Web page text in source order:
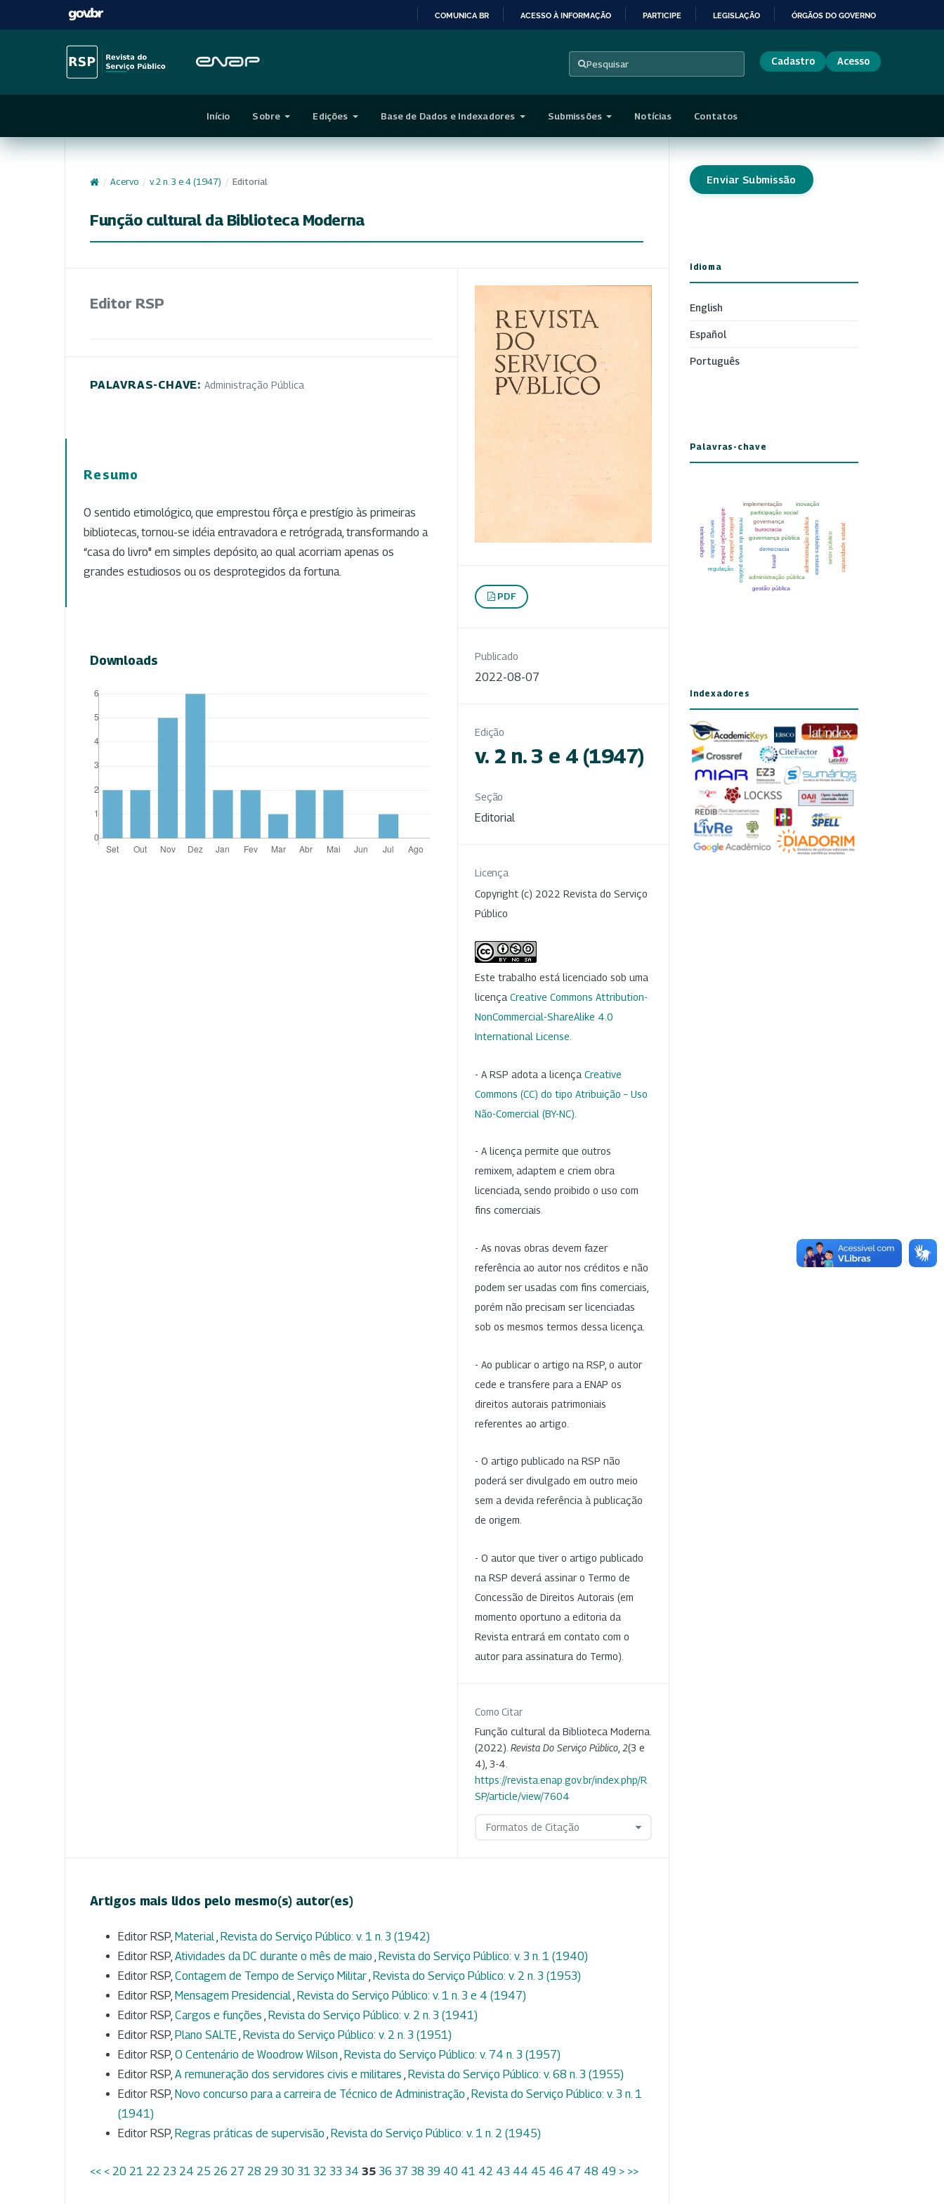
CONTEÚDO
COMUNICA BR ACESSO À INFORMAÇÃO PARTICIPE LEGISLAÇÃO ÓRGÃOS DO GOVERNO
Pesquisar Cadastro Acesso
Início Sobre Edições Base de Dados e Indexadores Submissões Notícias Contatos
/ Acervo / v. 2 n. 3 e 4 (1947) / Editorial
Função cultural da Biblioteca Moderna
Editor RSP
PALAVRAS-CHAVE: Administração Pública
Resumo
O sentido etimológico, que emprestou fôrça e prestígio às primeiras
bibliotecas, tornou-se idéia entravadora e retrógrada, transformando a
“casa do livro" em simples depósito, ao qual acorriam apenas os
grandes estudiosos ou os desprotegidos da fortuna.
Downloads
PDF
Publicado
2022-08-07
Edição
v. 2 n. 3 e 4 (1947)
Seção
Editorial
Licença
Copyright (c) 2022 Revista do Serviço
Público
Este trabalho está licenciado sob uma
licença Creative Commons Attribution-
NonCommercial-ShareAlike 4.0
International License
- A RSP adota a licença Creative
Commons (CC) do tipo Atribuição – Uso
Não-Comercial (BY-NC)
- A licença permite que outros
remixem, adaptem e criem obra
licenciada, sendo proibido o uso com
fins comerciais.
- As novas obras devem fazer
referência ao autor nos créditos e não
podem ser usadas com fins comerciais,
porém não precisam ser licenciadas
sob os mesmos termos dessa licença.
- Ao publicar o artigo na RSP, o autor
cede e transfere para a ENAP os
direitos autorais patrimoniais
referentes ao artigo.
- O artigo publicado na RSP não
poderá ser divulgado em outro meio
sem a devida referência à publicação
de origem.
- O autor que tiver o artigo publicado
na RSP deverá assinar o Termo de
Concessão de Direitos Autorais (em
momento oportuno a editoria da
Revista entrará em contato com o
autor para assinatura do Termo).
Como Citar
Função cultural da Biblioteca Moderna.
(2022). Revista Do Serviço Público 2(3 e
4), 3-4.
https://revista.enap.gov.br/index.php/R
SP/article/view/7604
Formatos de Citação
Artigos mais lidos pelo mesmo(s) autor(es)
Editor RSP, Material, Revista do Serviço Público: v. 1 n. 3 (1942)
Editor RSP, Atividades da DC durante o mês de maio , Revista do Serviço Público: v. 3 n. 1 (1940)
Editor RSP, Contagem de Tempo de Serviço Militar, Revista do Serviço Público: v. 2 n. 3 (1953)
Editor RSP, Mensagem Presidencial, Revista do Serviço Público: v. 1 n. 3 e 4 (1947)
Editor RSP, Cargos e funções , Revista do Serviço Público: v. 2 n. 3 (1941)
Editor RSP, Plano SALTE , Revista do Serviço Público: v. 2 n. 3 (1951)
Editor RSP, O Centenário de Woodrow Wilson , Revista do Serviço Público: v. 74 n. 3 (1957)
Editor RSP, A remuneração dos servidores civis e militares , Revista do Serviço Público: v. 68 n. 3 (1955)
Editor RSP, Novo concurso para a carreira de Técnico de Administração , Revista do Serviço Público: v. 3 n. 1
(1941)
Editor RSP, Regras práticas de supervisão , Revista do Serviço Público: v. 1 n. 2 (1945)
<< < 20 21 22 23 24 25 26 27 28 29 30 31 32 33 34 35 36 37 38 39 40 41 42 43 44 45 46 47 48 49 > >>
Enviar Submissão
Idioma
English
Español
Português
Palavras-chave
Indexadores